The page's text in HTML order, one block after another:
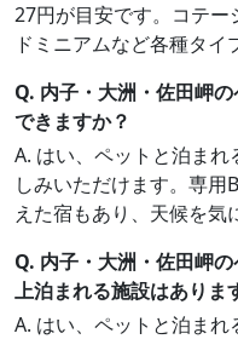
27円が目安です。コテ
ドミニアムなど各種タイ
Q. 内子・大洲・佐田岬
できますか？
A. はい、ペットと泊ま
しみいただけます。専
えた宿もあり、天候を気
Q. 内子・大洲・佐田岬
上泊まれる施設はありま
A. はい、ペットと泊ま